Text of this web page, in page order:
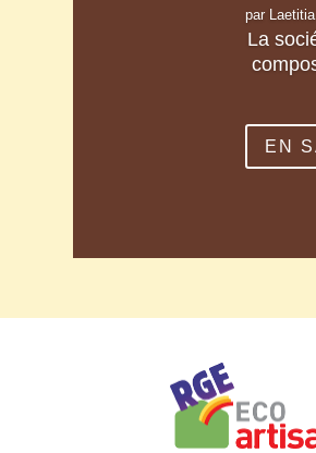
par Laetitia
La
EN